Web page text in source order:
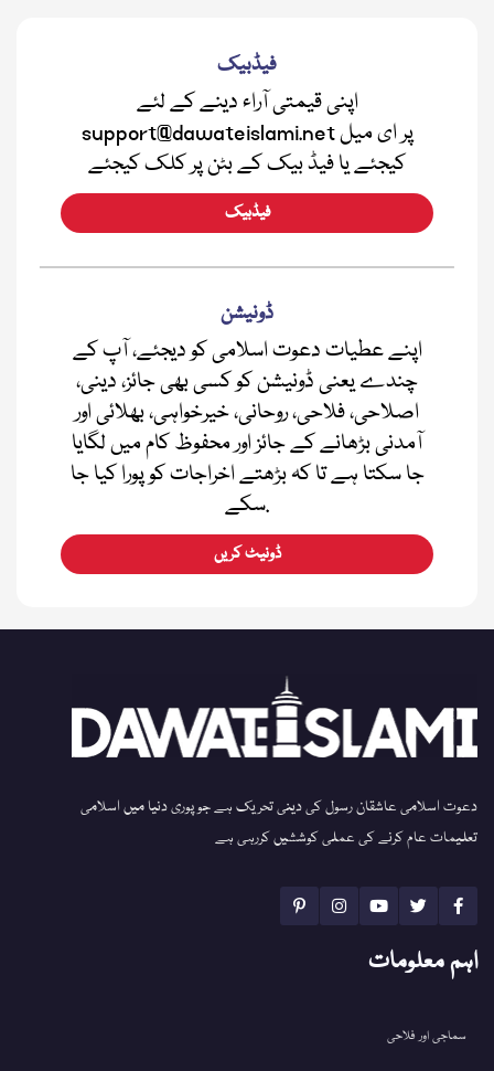
فیڈبیک
اپنی قیمتی آراء دینے کے لئے
support@dawateislami.net پر ای میل
کیجئے یا فیڈ بیک کے بٹن پر کلک کیجئے
فیڈبیک
ڈونیشن
اپنے عطیات دعوت اسلامی کو دیجئے، آپ کے
چندے یعنی ڈونیشن کو کسی بھی جائز، دینی،
اصلاحی، فلاحی، روحانی، خیرخواہی، بھلائی اور
آمدنی بڑھانے کے جائز اور محفوظ کام میں لگایا
جا سکتا ہے تا کہ بڑھتے اخراجات کو پورا کیا جا
سکے.
ڈونیٹ کریں
دعوت اسلامی عاشقان رسول کی دینی تحریک ہے جو پوری دنیا میں اسلامی
تعلیمات عام کرنے کی عملی کوششیں کررہی ہے
اہم معلومات
سماجی اور فلاحی